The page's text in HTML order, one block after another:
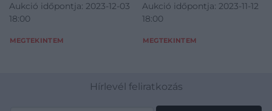
Aukció időpontja: 2023-12-03
18:00
MEGTEKINTEM
Aukció időpontja: 2023-11-12
18:00
MEGTEKINTEM
Hírlevél feliratkozás